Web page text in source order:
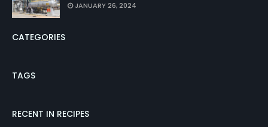
JANUARY 26, 2024
CATEGORIES
TAGS
RECENT IN RECIPES